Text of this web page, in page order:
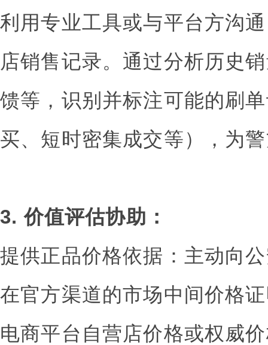
利用专业工具或与平台方沟
店销售记录。通过分析历史
馈等，识别并标注可能的刷
买、短时密集成交等），为
3. 价值评估协助：
提供正品价格依据：主动向
在官方渠道的市场中间价格
电商平台自营店价格或权威